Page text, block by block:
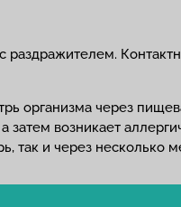
раздражителем.
организма через
возникает
так и через несколько